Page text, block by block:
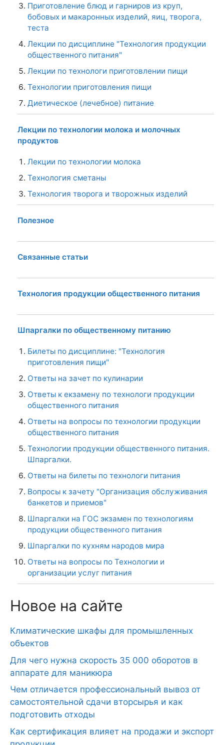
Приготовление блюд и гарниров из круп,
бобовых и макаронных изделий, яиц, творога,
теста
Лекции по дисциплине "Технология продукции
общественного питания"
Лекции по технологи приготовлении пищи
Технологии приготовления пищи
Диетическое (лечебное) питание
Лекции по технологии молока и молочных
продуктов
Лекции по технологии молока
Технология сметаны
Технология творога и творожных изделий
Полезное
Связанные статьи
Технология продукции общественного питания
Шпаргалки по общественному питанию
Билеты по дисциплине: "Технология
приготовления пищи"
Ответы на зачет по кулинарии
Ответы к екзамену по технологи продукции
общественного питания
Ответы на вопросы по технологии продукции
общественного питания
Технологии продукции общественного питания.
Шпаргалки.
Ответы на билеты по технологи питания
Вопросы к зачету "Организация обслуживания
банкетов и приемов"
Шпаргалки на ГОС экзамен по технологиям
продукции общественного питания
Шпаргалки по кухням народов мира
Ответы на вопросы по Технологии и
организации услуг питания
Новое на сайте
Климатические шкафы для промышленных
объектов
Для чего нужна скорость 35 000 оборотов в
аппарате для маникюра
Чем отличается профессиональный вывоз от
самостоятельной сдачи вторсырья и как
подготовить отходы
Как сертификация влияет на продажи и экспорт